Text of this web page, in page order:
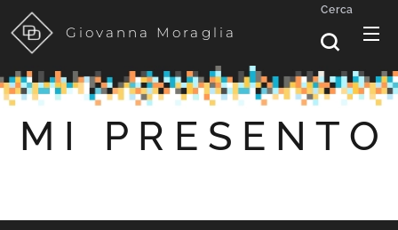
Giovanna Moraglia
Cerca
M I P R E S E N T O